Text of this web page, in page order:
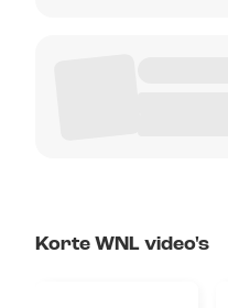
Korte WNL video's